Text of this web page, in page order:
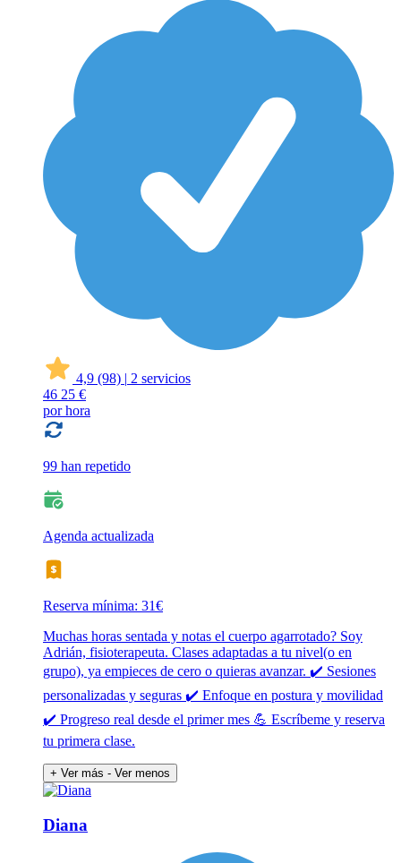
4,9 (98) | 2 servicios
46 25 €
por hora
99 han repetido
Agenda actualizada
Reserva mínima: 31€
Muchas horas sentada y notas el cuerpo agarrotado? Soy
Adrián, fisioterapeuta. Clases adaptadas a tu nivel(o en
grupo), ya empieces de cero o quieras avanzar. ✔️ Sesiones
personalizadas y seguras ✔️ Enfoque en postura y movilidad
✔️ Progreso real desde el primer mes 💪 Escríbeme y reserva
tu primera clase.
+ Ver más - Ver menos
Diana